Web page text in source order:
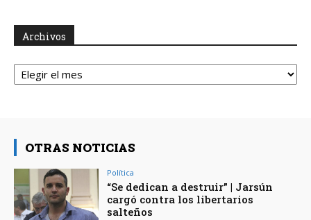
Archivos
Archivos
OTRAS NOTICIAS
Política
“Se dedican a destruir” | Jarsún
cargó contra los libertarios
salteños